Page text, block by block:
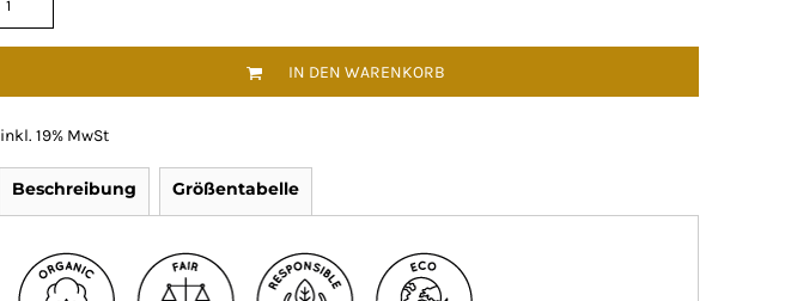
IN DEN WARENKORB
inkl. 19% MwSt
Beschreibung Größentabelle